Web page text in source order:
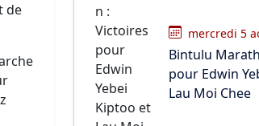
de
mercredi 5
Bintulu
pour Edwin
Lau Moi Chee